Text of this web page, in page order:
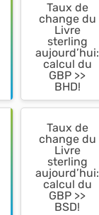
Taux de
change du
Livre
sterling
aujourd’hui:
calcul du
GBP >>
BHD!
Taux de
change du
Livre
sterling
aujourd’hui:
calcul du
GBP >>
BSD!